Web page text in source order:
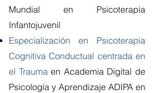
Mundial en Psicoterapia
Infantojuvenil
Especialización en Psicoterapia
Cognitiva Conductual centrada en
el Traumaen Academia Digital de
Psicología y Aprendizaje ADIPA en